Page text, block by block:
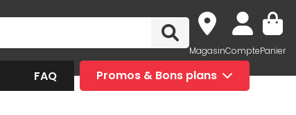
MagasinComptePanier
FAQ Promos & Bons plans